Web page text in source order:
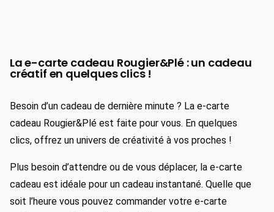
La e-carte cadeau Rougier&Plé : un cadeau
créatif en quelques clics !
Besoin d’un cadeau de dernière minute ? La e-carte
cadeau Rougier&Plé est faite pour vous. En quelques
clics, offrez un univers de créativité à vos proches !
Plus besoin d’attendre ou de vous déplacer, la e-carte
cadeau est idéale pour un cadeau instantané. Quelle que
soit l’heure vous pouvez commander votre e-carte